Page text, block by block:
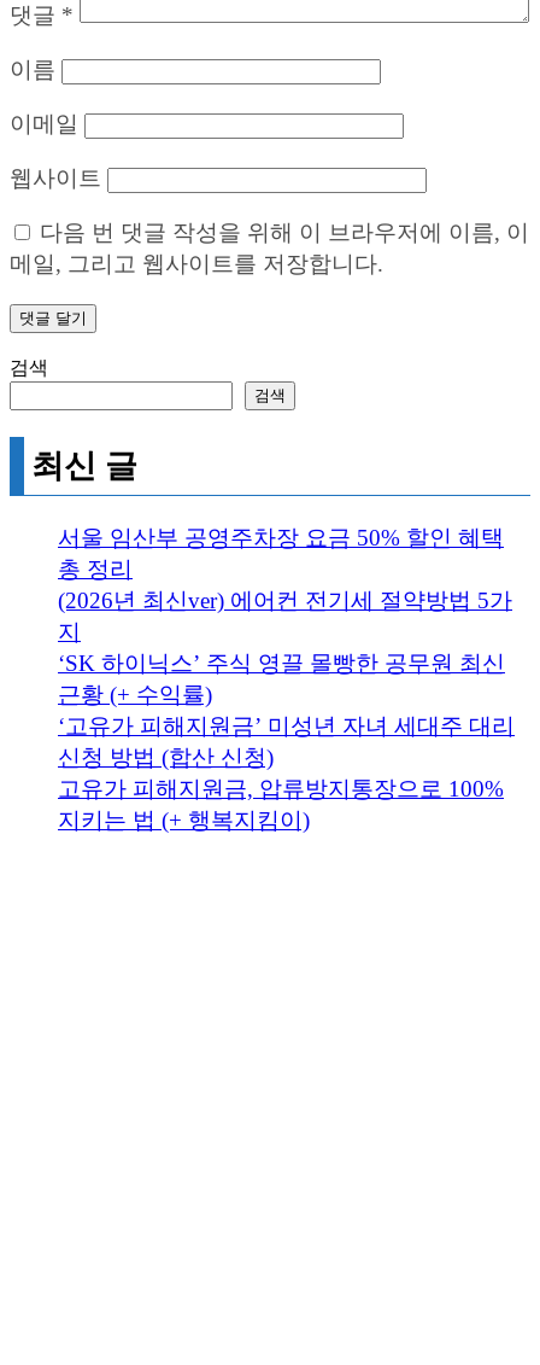
댓글 *
이름
이메일
웹사이트
다음 번 댓글 작성을 위해 이 브라우저에 이름, 이
메일, 그리고 웹사이트를 저장합니다.
검색
검색
최신 글
서울 임산부 공영주차장 요금 50% 할인 혜택
총 정리
(2026년 최신ver) 에어컨 전기세 절약방법 5가
지
‘SK 하이닉스’ 주식 영끌 몰빵한 공무원 최신
근황 (+ 수익률)
‘고유가 피해지원금’ 미성년 자녀 세대주 대리
신청 방법 (합산 신청)
고유가 피해지원금, 압류방지통장으로 100%
지키는 법 (+ 행복지킴이)